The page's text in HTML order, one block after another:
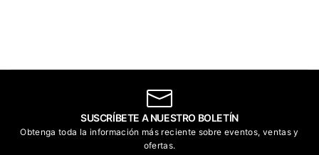
SUSCRÍBETE A NUESTRO BOLETÍN
Obtenga toda la información más reciente sobre eventos, ventas y
ofertas.